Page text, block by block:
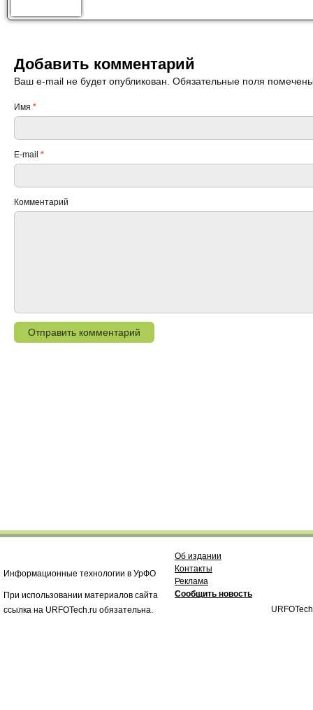
Добавить комментарий
Ваш e-mail не будет опубликован. Обязательные поля
Имя *
E-mail *
Комментарий
Информационные технологии в УрФО
При использовании материалов сайта
ссылка на URFOTech.ru обязательна.
Об издании
Контакты
Реклама
Сообщить новость